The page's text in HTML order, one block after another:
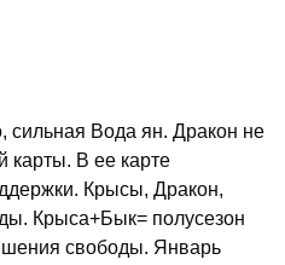
сильная Вода ян. Дракон не
карты. В ее карте
Крысы, Дракон,
Крыса+Бык= полусезон
свободы. Январь